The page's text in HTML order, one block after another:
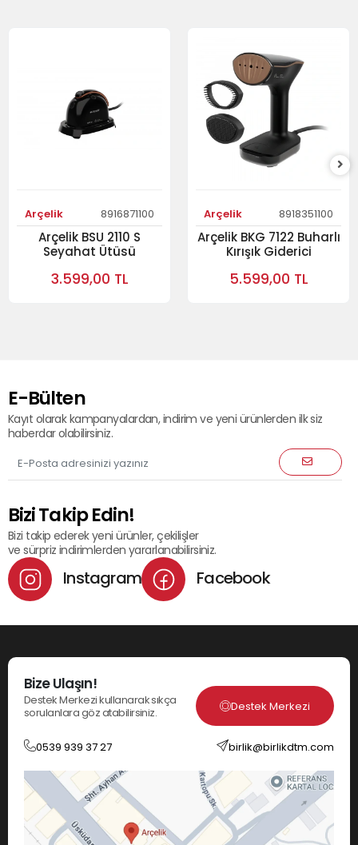
Arçelik 8916871100
Arçelik BSU 2110 S
Seyahat Ütüsü
3.599,00 TL
Arçelik 8918351100
Arçelik BKG 7122 Buharlı
Kırışık Giderici
5.599,00 TL
E-Bülten
Kayıt olarak kampanyalardan, indirim ve yeni ürünlerden ilk siz
haberdar olabilirsiniz.
Bizi Takip Edin!
Bizi takip ederek yeni ürünler, çekilişler
ve sürpriz indirimlerden yararlanabilirsiniz.
Instagram Facebook
Bize Ulaşın!
Destek Merkezi kullanarak sıkça
sorulanlara göz atabilirsiniz.
Destek Merkezi
0539 939 37 27 birlik@birlikdtm.com